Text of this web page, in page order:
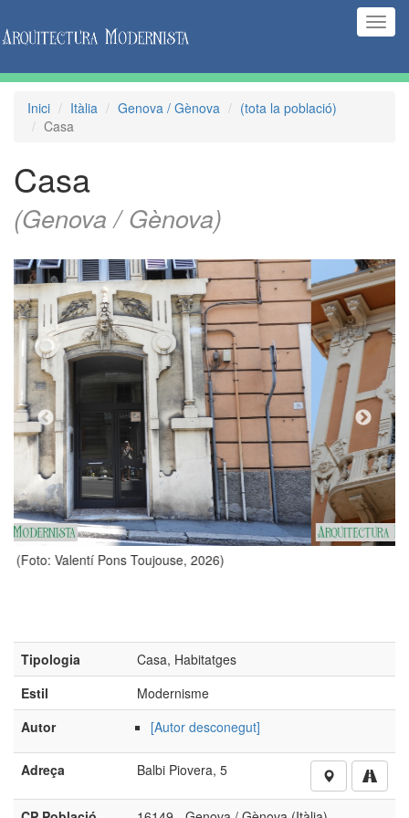
Inici Itàlia Genova / Gènova
(tota la població)
Casa
Casa
(Genova / Gènova)
(Foto: Victoria Iturbe Manfredi, 2026)
Tipologia
Casa, Habitatges
Estil
Modernisme
Autor
[Autor desconegut]
Adreça Balbi Piovera, 5